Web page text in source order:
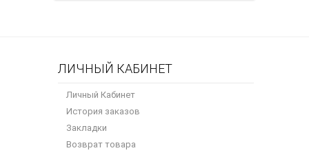
ЛИЧНЫЙ КАБИНЕТ
Личный Кабинет
История заказов
Закладки
Возврат товара